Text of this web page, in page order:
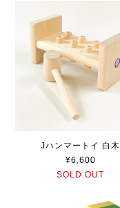
Jハンマートイ 白木
¥6,600
SOLD OUT